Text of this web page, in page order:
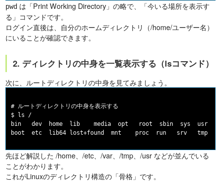
pwd は「Print Working Directory」の略で、「今いる場所を表示す
る」コマンドです。
ログイン直後は、自分のホームディレクトリ（/home/ユーザー名）
にいることが確認できます。
2. ディレクトリの中身を一覧表示する（lsコマンド）
次に、ルートディレクトリの中身を見てみましょう。
# ルートディレクトリの中身を表示する
$ ls /
bin   dev  home  lib    media  opt   root  sbin  sys  usr
先ほど解説した /home、/etc、/var、/tmp、/usr などが並んでいる
ことがわかります。
これがLinuxのディレクトリ構造の「骨格」です。